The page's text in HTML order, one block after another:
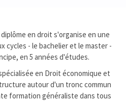
en droit s'organise en une
cycles - le bachelier et le master -
en 5 années d'études.
en Droit économique et
autour d'un tronc commun
formation généraliste dans tous